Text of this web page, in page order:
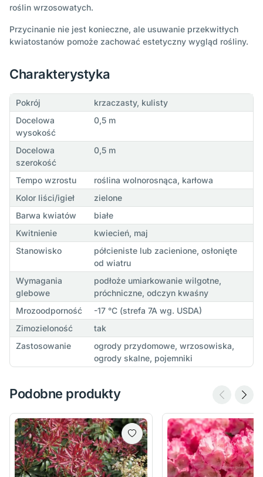
roślin wrzosowatych.
Przycinanie nie jest konieczne, ale usuwanie przekwitłych
kwiatostanów pomoże zachować estetyczny wygląd rośliny.
Charakterystyka
Pokrój
krzaczasty, kulisty
Docelowa
wysokość
0,5 m
Docelowa
szerokość
0,5 m
Tempo wzrostu
roślina wolnorosnąca, karłowa
Kolor liści/igieł
zielone
Barwa kwiatów
białe
Kwitnienie
kwiecień, maj
Stanowisko
półcieniste lub zacienione, osłonięte
od wiatru
Wymagania
glebowe
podłoże umiarkowanie wilgotne,
próchniczne, odczyn kwaśny
Mrozoodporność
-17 °C (strefa 7A wg. USDA)
Zimozieloność
tak
Zastosowanie
ogrody przydomowe, wrzosowiska,
ogrody skalne, pojemniki
Podobne produkty